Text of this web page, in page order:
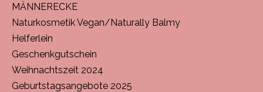
MÄNNERECKE
Naturkosmetik Vegan/Naturally Balmy
Helferlein
Geschenkgutschein
Weihnachtszeit 2024
Geburtstagsangebote 2025